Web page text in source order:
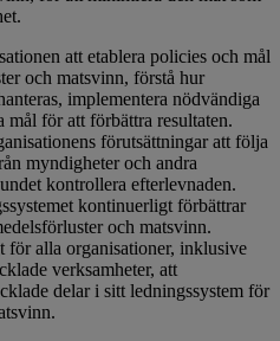
att etablera policies och mål
och matsvinn, förstå hur
implementera nödvändiga
för att förbättra resultaten.
förutsättningar att följa
myndigheter och andra
kontrollera efterlevnaden.
kontinuerligt förbättrar
och matsvinn.
för alla organisationer, inklusive
verksamheter, att
delar i sitt ledningssystem för